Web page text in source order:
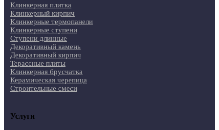
Клинкерная плитка
Клинкерный кирпич
Клинкерные термопанели
Клинкерные ступени
Ступени длинные
Декоративный камень
Декоративный кирпич
Терассные плиты
Клинкерная брусчатка
Керамическая черепица
Строительные смеси
Услуги